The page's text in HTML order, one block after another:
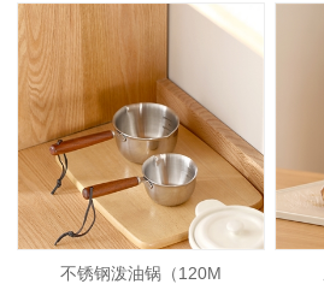
不锈钢泼油锅（120M